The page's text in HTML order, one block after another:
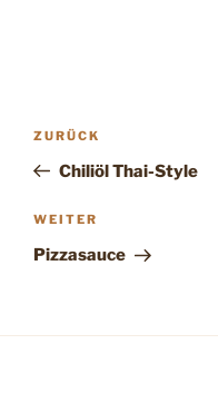
Beitragsnavigation
Vorheriger
Beitrag
ZURÜCK
Chiliöl Thai-Style
Nächster
Beitrag
WEITER
Pizzasauce